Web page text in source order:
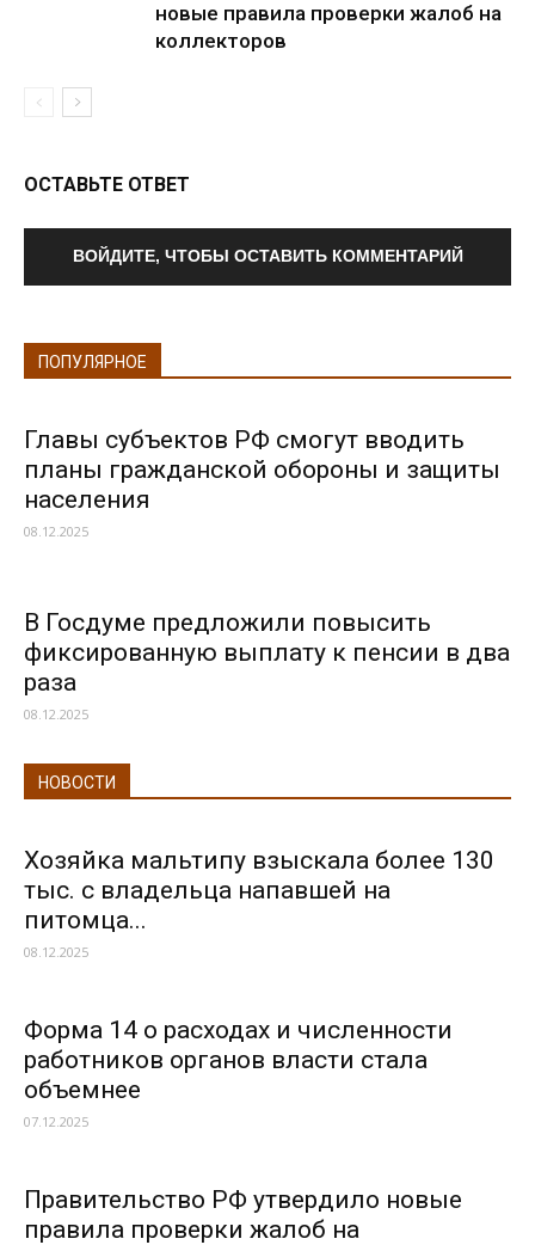
новые правила проверки жалоб на
коллекторов
ОСТАВЬТЕ ОТВЕТ
ВОЙДИТЕ, ЧТОБЫ ОСТАВИТЬ КОММЕНТАРИЙ
ПОПУЛЯРНОЕ
Главы субъектов РФ смогут вводить
планы гражданской обороны и защиты
населения
08.12.2025
В Госдуме предложили повысить
фиксированную выплату к пенсии в два
раза
08.12.2025
НОВОСТИ
Хозяйка мальтипу взыскала более 130
тыс. с владельца напавшей на
питомца...
08.12.2025
Форма 14 о расходах и численности
работников органов власти стала
объемнее
07.12.2025
Правительство РФ утвердило новые
правила проверки жалоб на